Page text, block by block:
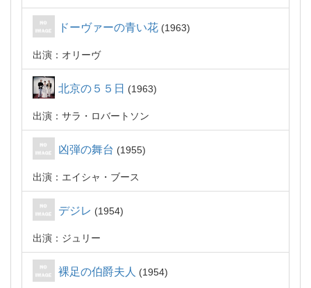
ドーヴァーの青い花 1963
出演：オリーヴ
北京の５５日 1963
出演：サラ・ロバートソン
凶弾の舞台 1955
出演：エイシャ・ブース
デジレ 1954
出演：ジュリー
裸足の伯爵夫人 1954